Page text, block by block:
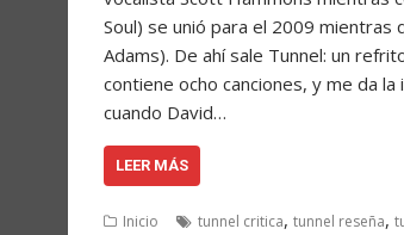
Soul) se unió para el 2009 mientras
Adams). De ahí sale Tunnel: un
contiene ocho canciones, y me da
cuando David…
LEER MÁS
Inicio tunnel critica, tunnel reseña,